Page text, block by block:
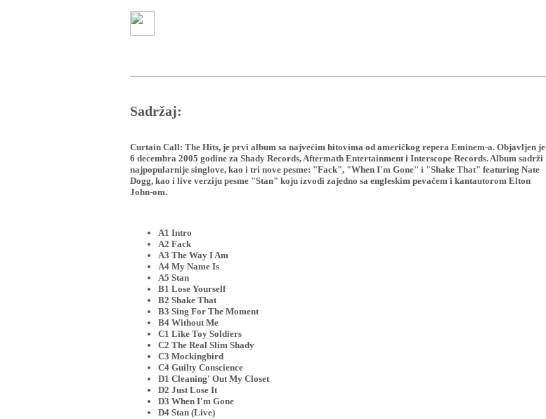
Sadržaj:
Curtain Call: The Hits, je prvi album sa najvećim hitovima od američkog repera Eminem-a. Objavljen je
6 decembra 2005 godine za Shady Records, Aftermath Entertainment i Interscope Records. Album sadrži
najpopularnije singlove, kao i tri nove pesme: "Fack", "When I'm Gone" i "Shake That" featuring Nate
Dogg, kao i live verziju pesme "Stan" koju izvodi zajedno sa engleskim pevačem i kantautorom Elton
John-om.
A1 Intro
A2 Fack
A3 The Way I Am
A4 My Name Is
A5 Stan
B1 Lose Yourself
B2 Shake That
B3 Sing For The Moment
B4 Without Me
C1 Like Toy Soldiers
C2 The Real Slim Shady
C3 Mockingbird
C4 Guilty Conscience
D1 Cleaning' Out My Closet
D2 Just Lose It
D3 When I'm Gone
D4 Stan (Live)